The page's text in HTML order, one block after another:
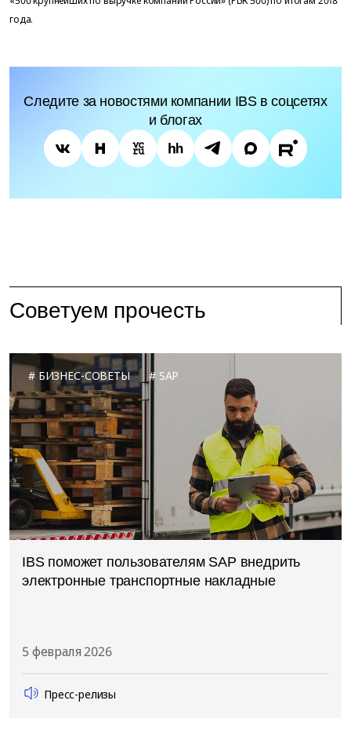
года.
Следите за новостями компании IBS в соцсетях
и блогах
Советуем прочесть
БИЗНЕС-СОВЕТЫ SAP
IBS поможет пользователям SAP внедрить
электронные транспортные накладные
5 февраля 2026
Пресс-релизы